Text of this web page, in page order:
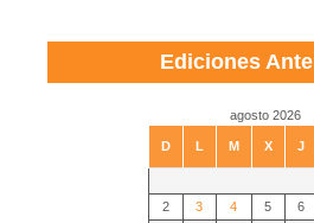
Ediciones
agosto 2026
D L M X J
2
3 4 5 6